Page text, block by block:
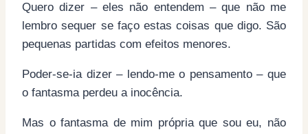
Quero dizer – eles não entendem – que não me
lembro sequer se faço estas coisas que digo. São
pequenas partidas com efeitos menores.
Poder-se-ia dizer – lendo-me o pensamento – que
o fantasma perdeu a inocência.
Mas o fantasma de mim própria que sou eu, não